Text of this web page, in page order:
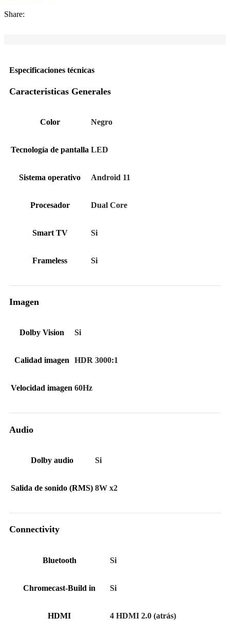
Share:
Especificaciones técnicas
Caracteristicas Generales
Color Negro
Tecnología de pantalla LED
Sistema operativo Android 11
Procesador Dual Core
Smart TV Si
Frameless Si
Imagen
Dolby Vision Si
Calidad imagen HDR 3000:1
Velocidad imagen 60Hz
Audio
Dolby audio Si
Salida de sonido (RMS) 8W x2
Connectivity
Bluetooth Si
Chromecast-Build in Si
HDMI 4 HDMI 2.0 (atrás)